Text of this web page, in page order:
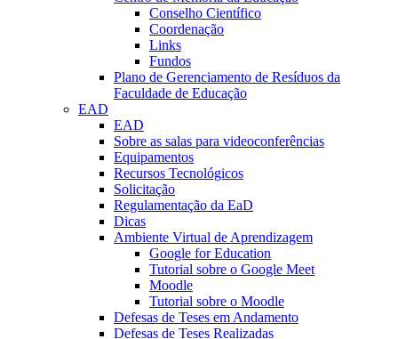
Conselho Científico
Coordenação
Links
Fundos
Plano de Gerenciamento de Resíduos da
Faculdade de Educação
EAD
EAD
Sobre as salas para videoconferências
Equipamentos
Recursos Tecnológicos
Solicitação
Regulamentação da EaD
Dicas
Ambiente Virtual de Aprendizagem
Google for Education
Tutorial sobre o Google Meet
Moodle
Tutorial sobre o Moodle
Defesas de Teses em Andamento
Defesas de Teses Realizadas